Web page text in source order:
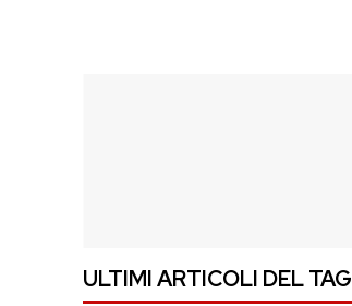
ULTIMI ARTICOLI DEL TAG